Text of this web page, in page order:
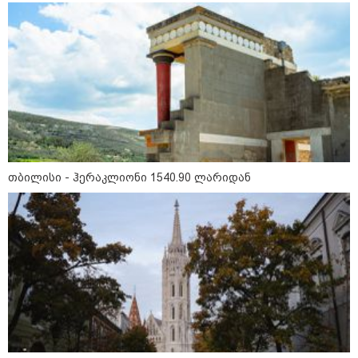
15:54 / 06-08-2026
"ბრალი არის აბურდული -
სამწუხაროა, რომ სრულიად
უდანაშაულო ბავშვის ცხოვრება
დაანგრიეს"- გიგა ავალიანის
საქმეზე დაკავებული ანასტასია
ბერუაშვილის ადვოკატი
კატეგორიის ყველა სიახლე
მკითხველის რჩევით
თბილისი - ჰერაკლიონი 1540.90 ლარიდან